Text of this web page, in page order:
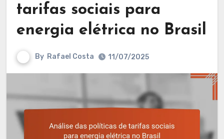
tarifas sociais para
energia elétrica no Brasil
By Rafael Costa 11/07/2025